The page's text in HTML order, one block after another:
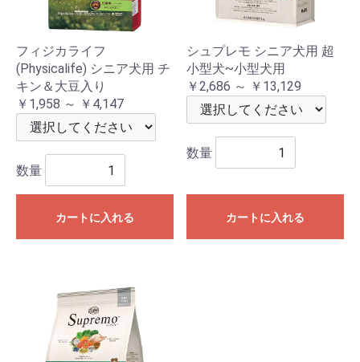
フィジカライフ
(Physicalife) シニア犬用 チ
キン＆大豆入り
￥1,958 ～ ￥4,147
数量
カートに入れる
シュプレモ シニア犬用 超
小型犬~小型犬用
￥2,686 ～ ￥13,129
数量
カートに入れる